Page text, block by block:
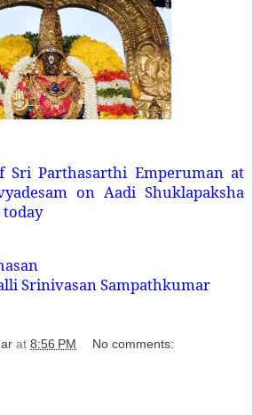
Parthasarthi Emperuman at
on Aadi Shuklapaksha
Srinivasan Sampathkumar
at 8:56 PM No comments: